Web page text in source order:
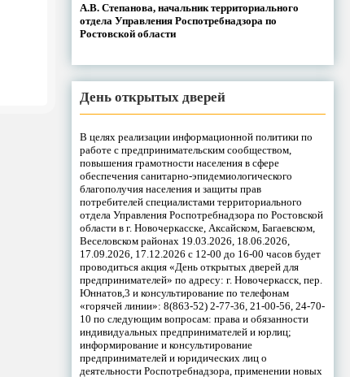
А.В. Степанова, начальник территориального
отдела Управления Роспотребнадзора по
Ростовской области
День открытых дверей
В целях реализации информационной политики по
работе с предпринимательским сообществом,
повышения грамотности населения в сфере
обеспечения санитарно-эпидемиологического
благополучия населения и защиты прав
потребителей специалистами территориального
отдела Управления Роспотребнадзора по Ростовской
области в г. Новочеркасске, Аксайском, Багаевском,
Веселовском районах 19.03.2026, 18.06.2026,
17.09.2026, 17.12.2026 с 12-00 до 16-00 часов будет
проводиться акция «День открытых дверей для
предпринимателей» по адресу: г. Новочеркасск, пер.
Юннатов,3 и консультирование по телефонам
«горячей линии»: 8(863-52) 2-77-36, 21-00-56, 24-70-
10 по следующим вопросам: права и обязанности
индивидуальных предпринимателей и юрлиц;
информирование и консультирование
предпринимателей и юридических лиц о
деятельности Роспотребнадзора, применении новых